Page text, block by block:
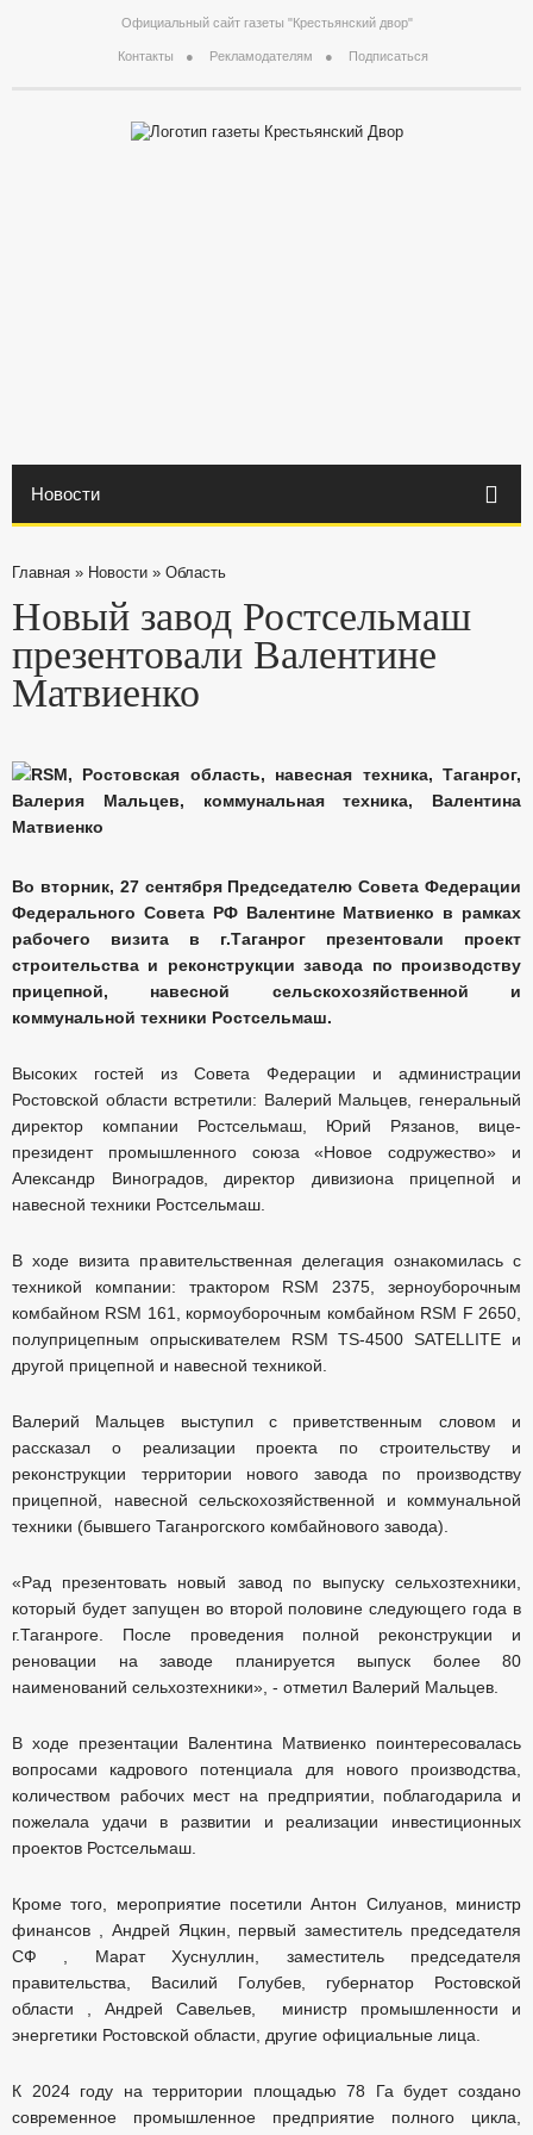
Официальный сайт газеты "Крестьянский двор"
Контакты Рекламодателям Подписаться
Новости
Главная » Новости » Область
Новый завод Ростсельмаш
презентовали Валентине
Матвиенко
Во вторник, 27 сентября Председателю Совета Федерации
Федерального Совета РФ Валентине Матвиенко в рамках
рабочего визита в г.Таганрог презентовали проект
строительства и реконструкции завода по производству
прицепной, навесной сельскохозяйственной и
коммунальной техники Ростсельмаш.
Высоких гостей из Совета Федерации и администрации
Ростовской области встретили: Валерий Мальцев, генеральный
директор компании Ростсельмаш, Юрий Рязанов, вице-
президент промышленного союза «Новое содружество» и
Александр Виноградов, директор дивизиона прицепной и
навесной техники Ростсельмаш.
В ходе визита правительственная делегация ознакомилась с
техникой компании: трактором RSM 2375, зерноуборочным
комбайном RSM 161, кормоуборочным комбайном RSM F 2650,
полуприцепным опрыскивателем RSM TS-4500 SATELLITE и
другой прицепной и навесной техникой.
Валерий Мальцев выступил с приветственным словом и
рассказал о реализации проекта по строительству и
реконструкции территории нового завода по производству
прицепной, навесной сельскохозяйственной и коммунальной
техники (бывшего Таганрогского комбайнового завода).
«Рад презентовать новый завод по выпуску сельхозтехники,
который будет запущен во второй половине следующего года в
г.Таганроге. После проведения полной реконструкции и
реновации на заводе планируется выпуск более 80
наименований сельхозтехники», - отметил Валерий Мальцев.
В ходе презентации Валентина Матвиенко поинтересовалась
вопросами кадрового потенциала для нового производства,
количеством рабочих мест на предприятии, поблагодарила и
пожелала удачи в развитии и реализации инвестиционных
проектов Ростсельмаш.
Кроме того, мероприятие посетили Антон Силуанов, министр
финансов , Андрей Яцкин, первый заместитель председателя
СФ , Марат Хуснуллин, заместитель председателя
правительства, Василий Голубев, губернатор Ростовской
области , Андрей Савельев, министр промышленности и
энергетики Ростовской области, другие официальные лица.
К 2024 году на территории площадью 78 Га будет создано
современное промышленное предприятие полного цикла,